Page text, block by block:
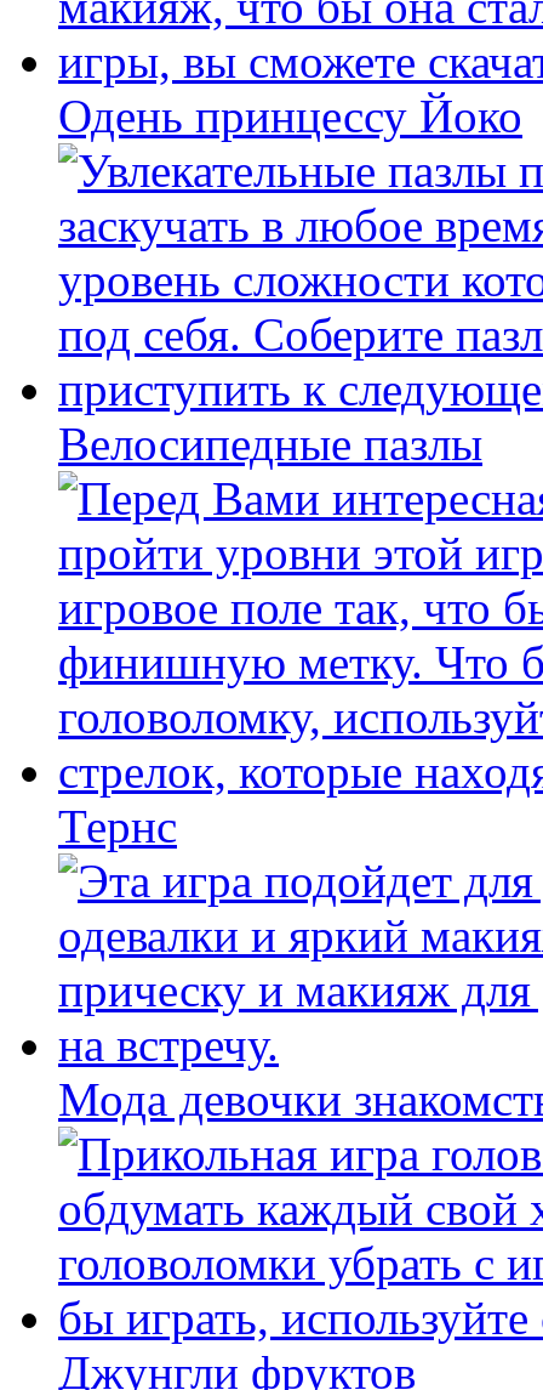
Одень принцессу Йоко
Велосипедные пазлы
Тернс
Мода девочки
Джунгли фруктов